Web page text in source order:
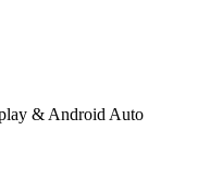
& Android Auto